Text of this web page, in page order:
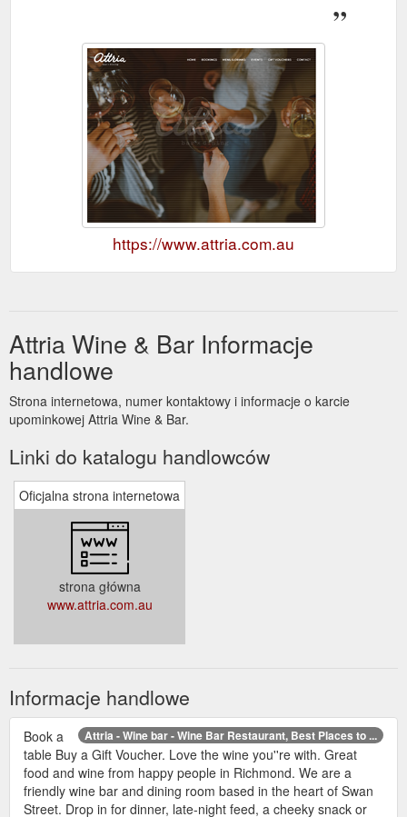
https://www.attria.com.au
Attria Wine & Bar Informacje
handlowe
Strona internetowa, numer kontaktowy i informacje o karcie
upominkowej Attria Wine & Bar.
Linki do katalogu handlowców
Oficjalna strona internetowa
strona główna
www.attria.com.au
Informacje handlowe
Attria - Wine bar - Wine Bar Restaurant, Best Places to ...
Book a
table Buy a Gift Voucher. Love the wine you''re with. Great
food and wine from happy people in Richmond. We are a
friendly wine bar and dining room based in the heart of Swan
Street. Drop in for dinner, late-night feed, a cheeky snack or